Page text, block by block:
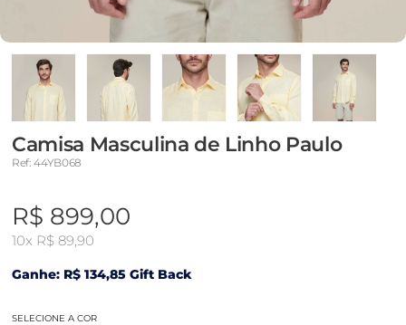
Camisa Masculina de Linho Paulo
Ref: 44YB068
R$ 899,00
10x R$ 89,90
Ganhe: R$ 134,85 Gift Back
SELECIONE A COR